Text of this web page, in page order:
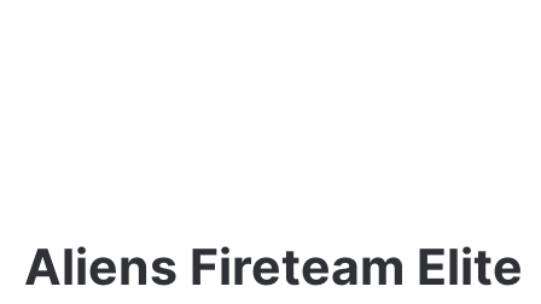
Aliens Fireteam Elite